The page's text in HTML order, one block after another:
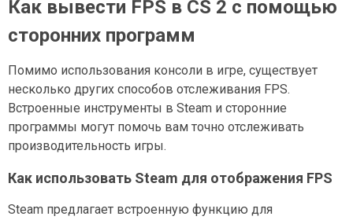
Как вывести FPS в CS 2 с помощью
сторонних программ
Помимо использования консоли в игре, существует
несколько других способов отслеживания FPS.
Встроенные инструменты в Steam и сторонние
программы могут помочь вам точно отслеживать
производительность игры.
Как использовать Steam для отображения FPS
Steam предлагает встроенную функцию для